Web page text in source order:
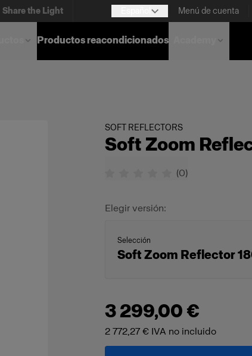
Share the Light Menú de cuenta
Productos reacondicionados
SOFT REFLECTORS
Soft Zoom
(0)
Elegir versión:
Selección
Soft Zoom Reflector
3 299,00 €
2 772,27 € IVA no incluido